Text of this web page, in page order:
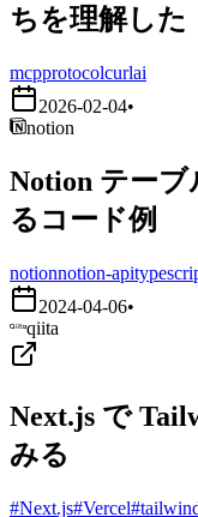
ちを理解した
mcpprotocolcurlai
2026-02-04•
notion
Notion テー
るコード例
notionnotion-api
2024-04-06•
qiita
Next.js で
みる
#Next.js#Vercel